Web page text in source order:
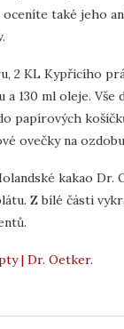
také jeho
2 KL Kypřicího
130 ml oleje.
papírových
ovečky na
kakao Dr.
Z bílé části
| Dr. Oetker.